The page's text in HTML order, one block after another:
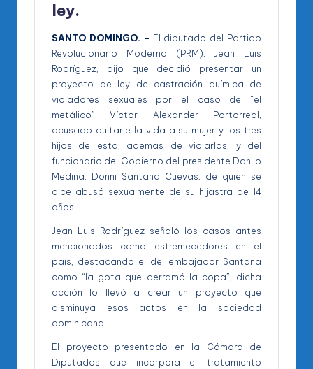
ley.
SANTO DOMINGO. – El diputado del Partido
Revolucionario Moderno (PRM), Jean Luis
Rodríguez, dijo que decidió presentar un
proyecto de ley de castración química de
violadores sexuales por el caso de “el
metálico” Víctor Alexander Portorreal,
acusado quitarle la vida a su mujer y los tres
hijos de esta, además de violarlas, y del
funcionario del Gobierno del presidente Danilo
Medina, Donni Santana Cuevas, de quien se
dice abusó sexualmente de su hijastra de 14
años.
Jean Luis Rodríguez señaló los casos antes
mencionados como estremecedores en el
país, destacando el del embajador Santana
como “la gota que derramó la copa”, dicha
acción lo llevó a crear un proyecto que
disminuya esos actos en la sociedad
dominicana.
El proyecto presentado en la Cámara de
Diputados que incorpora el tratamiento